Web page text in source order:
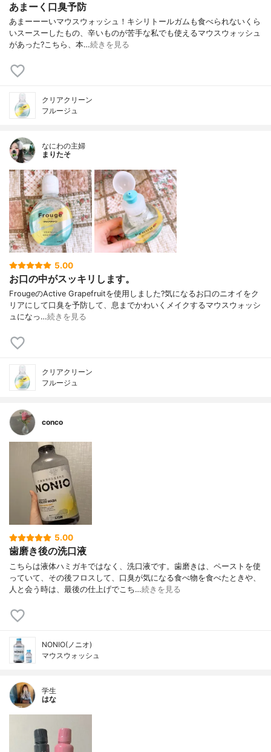
あまーく口臭予防
あまーーーいマウスウォッシュ！ キシリトールガムも食べられないくら
い スースーしたもの、辛いものが苦手な私でも使えるマウスウォッシュ
があった? こちら、本…続きを見る
クリアクリーン
フルージュ
なにわの主婦
まりたそ
5.00
お口の中がスッキリします。
FrougeのActive Grapefruitを使用しました?気になるお口のニオイをク
リアにして口臭を予防して、息までかわいくメイクするマウスウォッシ
ュになっ…続きを見る
クリアクリーン
フルージュ
conco
5.00
歯磨き後の洗口液
こちらは液体ハミガキではなく、洗口液です。歯磨きは、ペーストを使
っていて、その後フロスして、口臭が気になる食べ物を食べたときや、
人と会う時は、最後の仕上げでこち…続きを見る
NONIO(ノニオ)
マウスウォッシュ
学生
はな